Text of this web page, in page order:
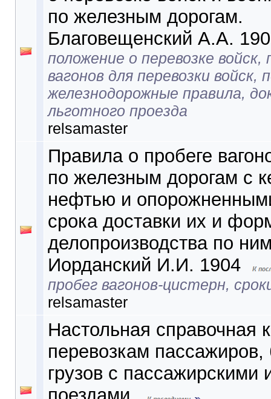
по железным дорогам.
Благовещенский А.А.
положение о перевозке войск,
вагонов для перевозки войск,
железнодорожные правила,
льготного проезда
relsamaster
Правила о пробеге
по железным дорогам с
нефтью и
срока доставки их и
делопроизводства по
Иорданский И.И. 1904
пробег вагонов-цистерн,
relsamaster
Настольная справочная
перевозкам пассажиров,
грузов с пассажирскими